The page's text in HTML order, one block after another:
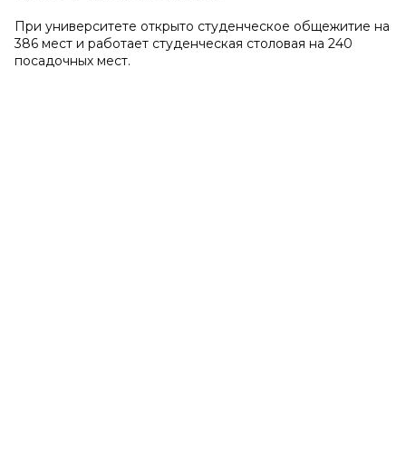
При университете открыто студенческое общежитие на
386 мест и работает студенческая столовая на 240
посадочных мест.